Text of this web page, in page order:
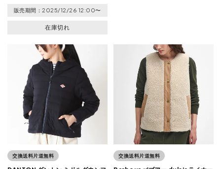
販売期間 2025/12/26 12:00〜
在庫切れ
交換送料片道無料 交換送料片道無料